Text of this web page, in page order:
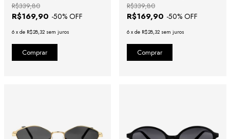
R$169,90 -50% OFF
R$339,80
6 x de R$28,32 sem juros
R$169,90 -50% OFF
R$339,80
6 x de R$28,32 sem juros